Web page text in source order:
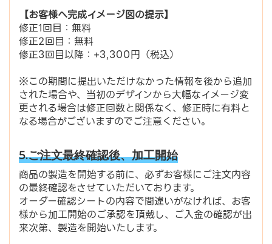
【お客様へ完成イメージ図の提示】
修正1回目：無料
修正2回目：無料
修正3回目以降：+3,300円（税込）
※この期間に提出いただけなかった情報を後から追加
された場合や、当初のデザインから大幅なイメージ変
更される場合は修正回数と関係なく、修正時に有料と
なる場合がございますのでご注意ください。
5.ご注文最終確認後、加工開始
商品の製造を開始する前に、必ずお客様にご注文内容
の最終確認をさせていただいております。
オーダー確認シートの内容で間違いがなければ、お客
様から加工開始のご承認を頂戴し、ご入金の確認が出
来次第、製造を開始いたします。